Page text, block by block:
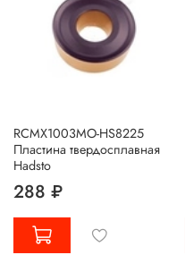
RCMX1003MO-HS8225
Пластина твердосплавная
Hadsto
288 ₽